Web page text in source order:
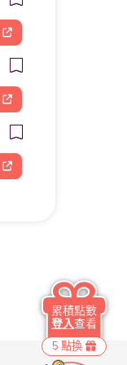
5 點換
累積點數
登入查看